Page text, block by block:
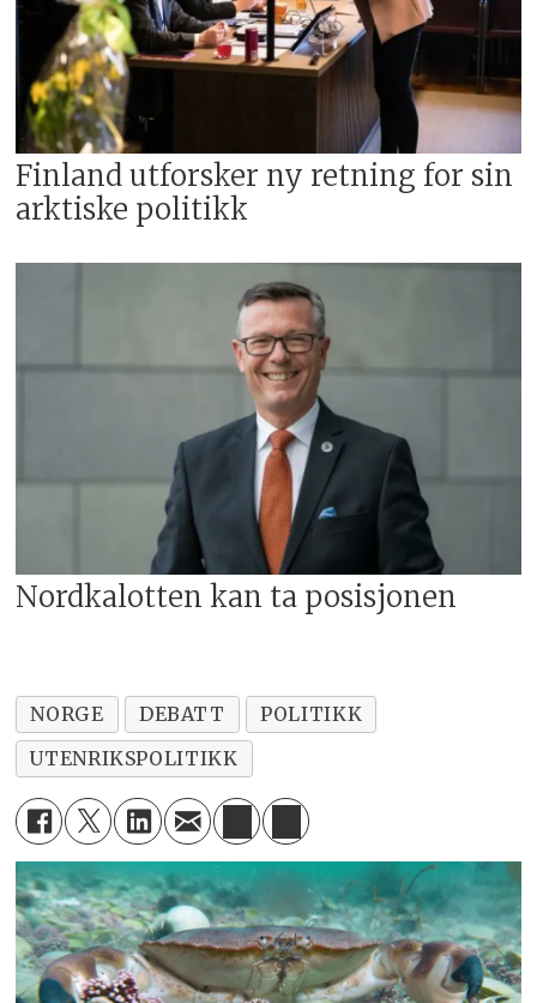
Finland utforsker ny retning for sin
arktiske politikk
Nordkalotten kan ta posisjonen
NORGE DEBATT
POLITIKK
UTENRIKSPOLITIKK